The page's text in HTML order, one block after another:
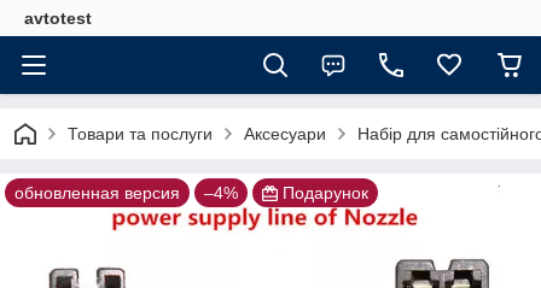
avtotest
Товари та послуги Аксесуари Набір для
обновленная версия –4% Подарунок